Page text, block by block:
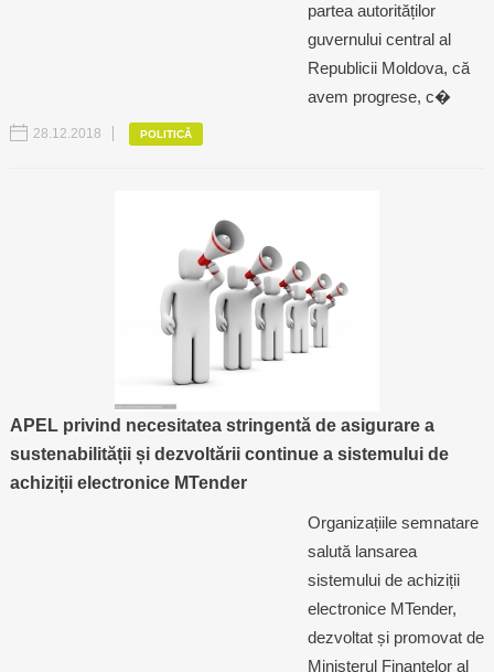
partea autorităților
guvernului central al
Republicii Moldova, că
avem progrese, c�
28.12.2018 POLITICĂ
APEL privind necesitatea stringentă de asigurare a
sustenabilității și dezvoltării continue a sistemului de
achiziții electronice MTender
Organizațiile semnatare
salută lansarea
sistemului de achiziții
electronice MTender,
dezvoltat și promovat de
Ministerul Finanțelor al